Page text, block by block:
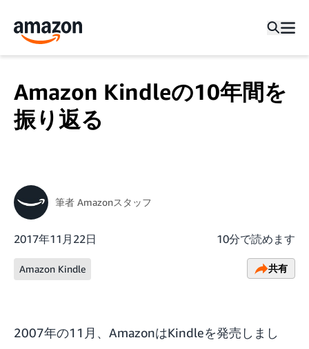
Amazon Kindleの10年間を
振り返る
筆者 Amazonスタッフ
2017年11月22日 10分で読めます
Amazon Kindle 共有
2007年の11月、AmazonはKindleを発売しまし